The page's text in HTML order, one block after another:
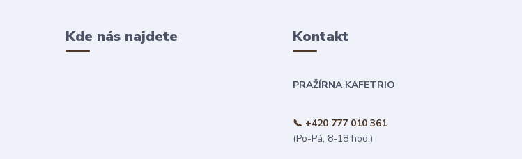
Kde nás najdete Kontakt
PRAŽÍRNA KAFETRIO
📞 +420 777 010 361
(Po-Pá, 8-18 hod.)